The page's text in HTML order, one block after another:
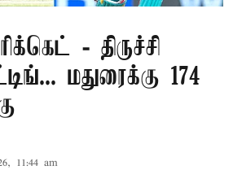
- திருச்சி
மதுரைக்கு 174
11:44 am